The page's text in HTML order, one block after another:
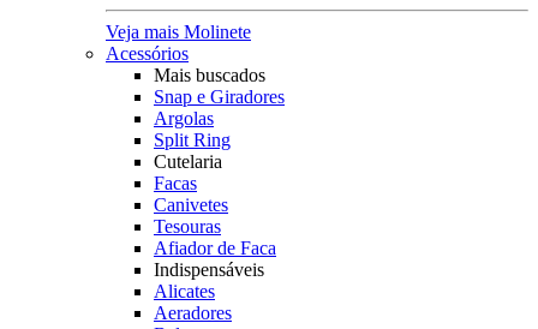
Veja mais Molinete
Acessórios
Mais buscados
Snap e Giradores
Argolas
Split Ring
Cutelaria
Facas
Canivetes
Tesouras
Afiador de Faca
Indispensáveis
Alicates
Aeradores